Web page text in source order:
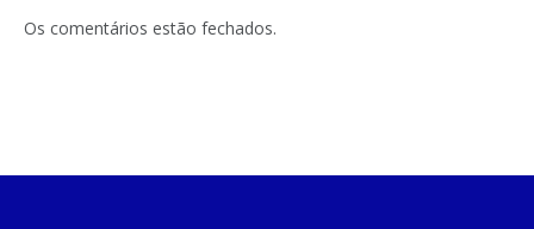
Os comentários estão fechados.